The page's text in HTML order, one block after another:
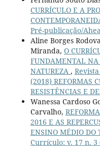
CURRÍCULO E A
Pré-publicação/
Aline Borges
Miranda, O
FUNDAMENTAL
NATUREZA ,
(2018) REFORMAS
RESISTÊNCIAS E
Wanessa Cardoso
Carvalho,
2016 E AS
ENSINO MÉDIO DO
Currículo: v. 17 n. 3